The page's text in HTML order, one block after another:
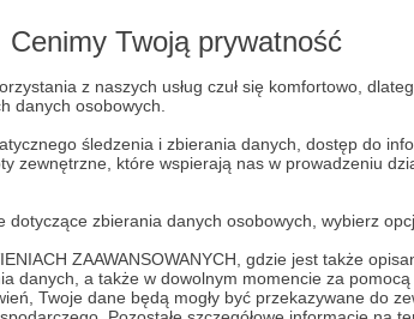
Cenimy Twoją prywatność
z naszych usług czuł się komfortowo,
danych osobowych.
śledzenia i zbierania danych, dostęp do
zewnętrzne, które wspierają nas w prowadzeniu
zbierania danych osobowych, wybierz
ZAAWANSOWANYCH, gdzie jest także
danych, a także w dowolnym momencie za
Twoje dane będą mogły być przekazywane do
przetwarzanie moich danych osobowych przez
danych osobowych jest Crowd8 sp. z o.o. z siedziba w
Twoje dane osobowe będą przetwarzane w szczególności